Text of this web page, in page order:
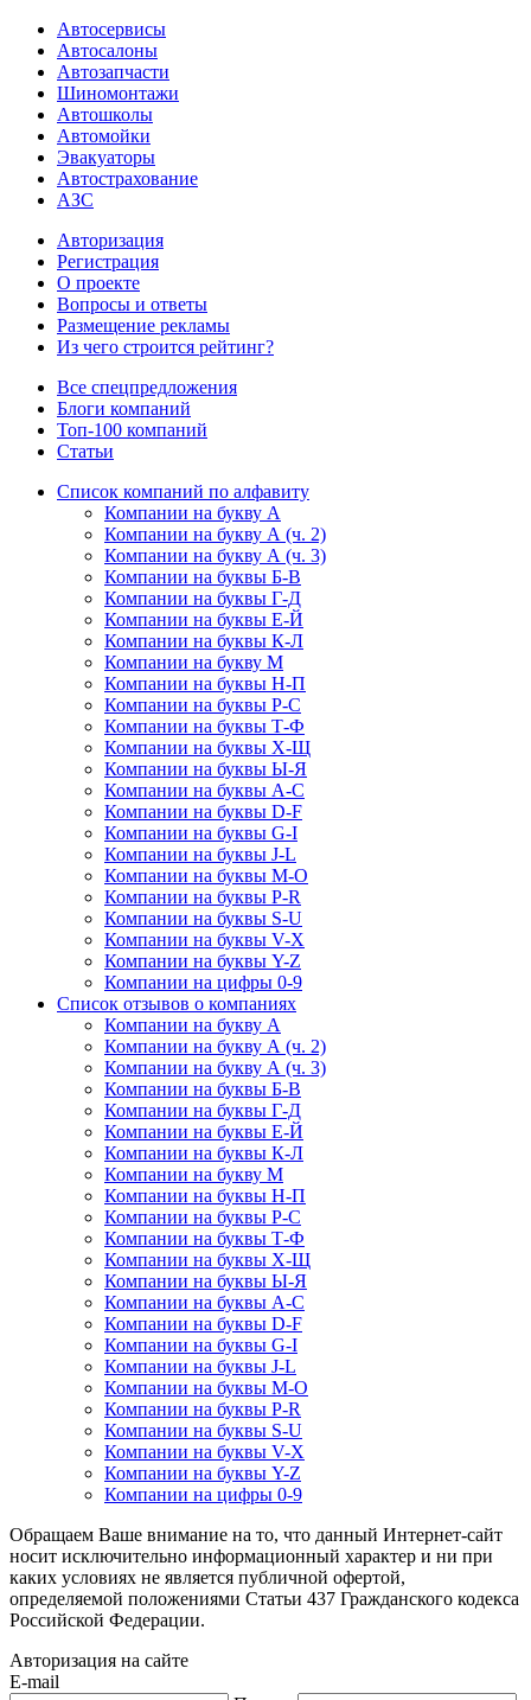
Автосервисы
Автосалоны
Автозапчасти
Шиномонтажи
Автошколы
Автомойки
Эвакуаторы
Автострахование
АЗС
Авторизация
Регистрация
О проекте
Вопросы и ответы
Размещение рекламы
Из чего строится рейтинг?
Все спецпредложения
Блоги компаний
Топ-100 компаний
Статьи
Список компаний по алфавиту
Компании на букву А
Компании на букву А (ч. 2)
Компании на букву А (ч. 3)
Компании на буквы Б-В
Компании на буквы Г-Д
Компании на буквы Е-Й
Компании на буквы К-Л
Компании на букву М
Компании на буквы Н-П
Компании на буквы Р-С
Компании на буквы Т-Ф
Компании на буквы Х-Щ
Компании на буквы Ы-Я
Компании на буквы A-C
Компании на буквы D-F
Компании на буквы G-I
Компании на буквы J-L
Компании на буквы M-O
Компании на буквы P-R
Компании на буквы S-U
Компании на буквы V-X
Компании на буквы Y-Z
Компании на цифры 0-9
Список отзывов о компаниях
Компании на букву А
Компании на букву А (ч. 2)
Компании на букву А (ч. 3)
Компании на буквы Б-В
Компании на буквы Г-Д
Компании на буквы Е-Й
Компании на буквы К-Л
Компании на букву М
Компании на буквы Н-П
Компании на буквы Р-С
Компании на буквы Т-Ф
Компании на буквы Х-Щ
Компании на буквы Ы-Я
Компании на буквы A-C
Компании на буквы D-F
Компании на буквы G-I
Компании на буквы J-L
Компании на буквы M-O
Компании на буквы P-R
Компании на буквы S-U
Компании на буквы V-X
Компании на буквы Y-Z
Компании на цифры 0-9
Обращаем Ваше внимание на то, что данный Интернет-сайт
носит исключительно информационный характер и ни при
каких условиях не является публичной офертой,
определяемой положениями Статьи 437 Гражданского кодекса
Российской Федерации.
Авторизация на сайте
E-mail